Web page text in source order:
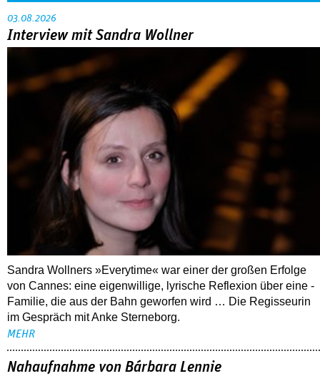
03.08.2026
Interview mit Sandra Wollner
Sandra Wollners »Everytime« war einer der großen Erfolge
von Cannes: eine eigenwillige, lyrische Reflexion über eine ­
Familie, die aus der Bahn geworfen wird … Die Regisseurin
im Gespräch mit Anke Sterneborg.
MEHR
Nahaufnahme von Bárbara Lennie